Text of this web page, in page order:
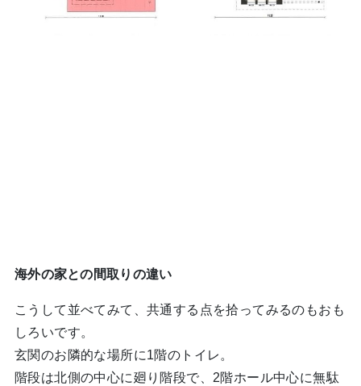
海外の家との間取りの違い
こうして並べてみて、共通する点を拾ってみるのもおも
しろいです。
玄関のお隣的な場所に1階のトイレ。
階段は北側の中心に廻り階段で、2階ホール中心に無駄